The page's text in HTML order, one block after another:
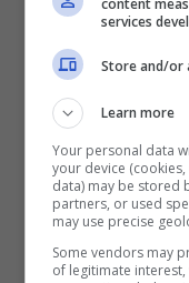
attenzione è
vantare su uno
conclusioni,
Enrique che
tratta di un
Il marcatore
services
Store and/or
Learn more
Your personal data
your device
data) may be stored
partners, or used
may use precise
Some vendors may
of legitimate